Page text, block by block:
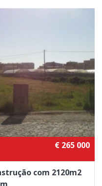
€ 265 000
com 2120m2